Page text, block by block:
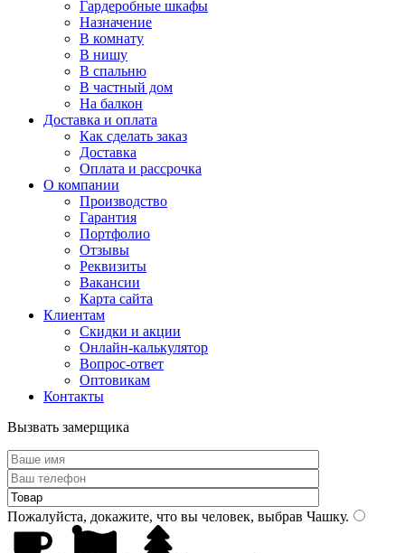
Гардеробные шкафы
Назначение
В комнату
В нишу
В спальню
В частный дом
На балкон
Доставка и оплата
Как сделать заказ
Доставка
Оплата и рассрочка
О компании
Производство
Гарантия
Портфолио
Отзывы
Реквизиты
Вакансии
Карта сайта
Клиентам
Скидки и акции
Онлайн-калькулятор
Вопрос-ответ
Оптовикам
Контакты
Вызвать замерщика
Пожалуйста, докажите, что вы человек, выбрав Чашку.